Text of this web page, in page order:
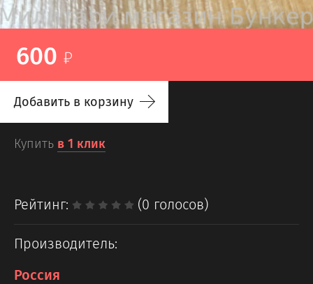
600
Добавить в корзину
Купить в 1 клик
Рейтинг: (0 голосов)
Производитель:
Россия